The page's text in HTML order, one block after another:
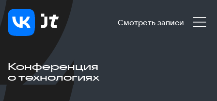
Смотреть записи
Конференция
о технологиях